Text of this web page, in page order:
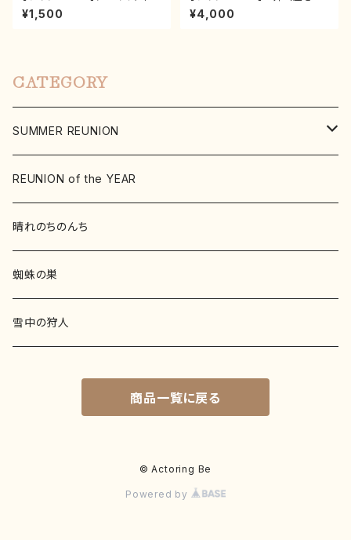
枚セット）
¥1,500
《推しキャスト応援ギフト》
¥4,000
CATEGORY
SUMMER REUNION
2026
REUNION of the YEAR
晴れのちのんち
蜘蛛の巣
雪中の狩人
商品一覧に戻る
© Actoring Be
Powered by